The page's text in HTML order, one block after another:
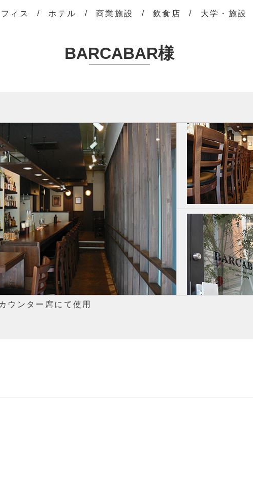
ィス ホテル 商業施設 飲食店 大学・施設
BARCABAR様
ウンター席にて使用